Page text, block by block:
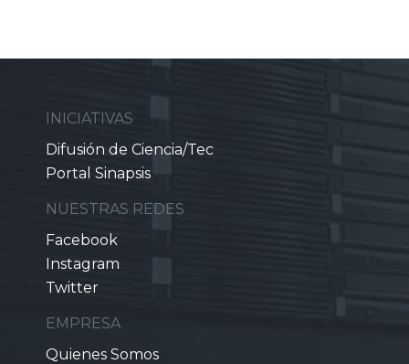
INICIATIVAS
Difusión de Ciencia/Tec
Portal Sinapsis
NUESTRAS REDES
Facebook
Instagram
Twitter
EMPRESA
Quienes Somos